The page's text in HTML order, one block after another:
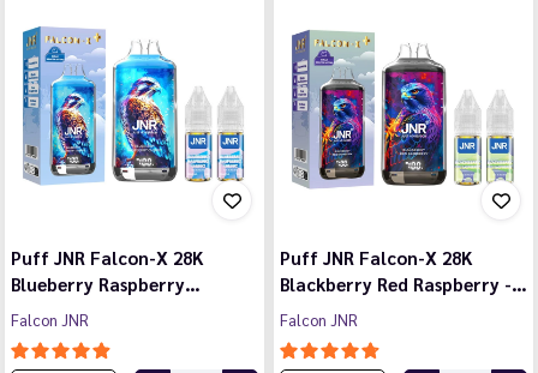
Puff JNR Falcon-X 28K
Blueberry Raspberry…
Falcon JNR
Puff JNR Falcon-X 28K
Blackberry Red Raspberry -…
Falcon JNR